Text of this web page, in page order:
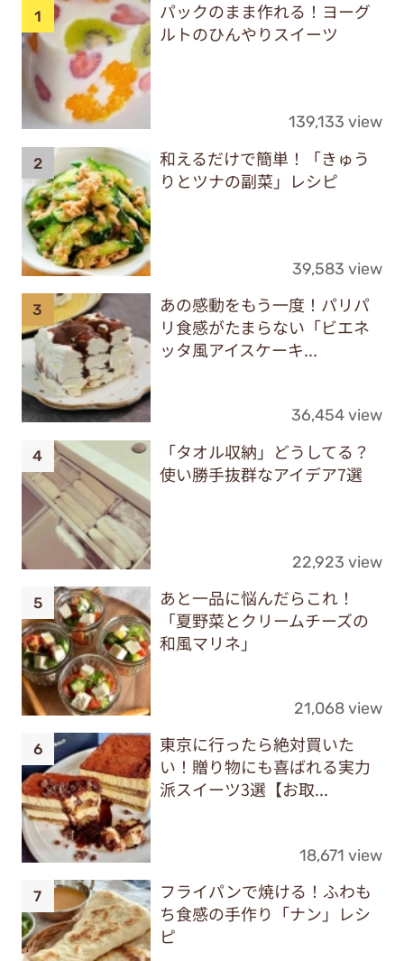
パックのまま作れる！ヨーグ
ルトのひんやりスイーツ
139,133 view
和えるだけで簡単！「きゅう
りとツナの副菜」レシピ
39,583 view
あの感動をもう一度！パリパ
リ食感がたまらない「ビエネ
ッタ風アイスケーキ...
36,454 view
「タオル収納」どうしてる？
使い勝手抜群なアイデア7選
22,923 view
あと一品に悩んだらこれ！
「夏野菜とクリームチーズの
和風マリネ」
21,068 view
東京に行ったら絶対買いた
い！贈り物にも喜ばれる実力
派スイーツ3選【お取...
18,671 view
フライパンで焼ける！ふわも
ち食感の手作り「ナン」レシ
ピ